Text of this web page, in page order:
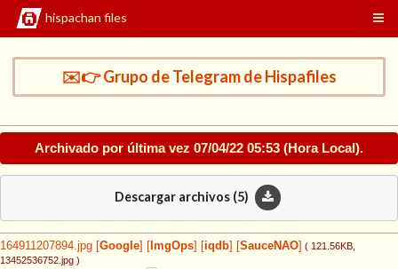
hispachan files
✉️👉 Grupo de Telegram de Hispafiles
Archivado por última vez 07/04/22 05:53 (Hora Local).
Descargar archivos (5)
164911207894.jpg Google ImgOps iqdb SauceNAO ( 121.56KB
13452536752.jpg )